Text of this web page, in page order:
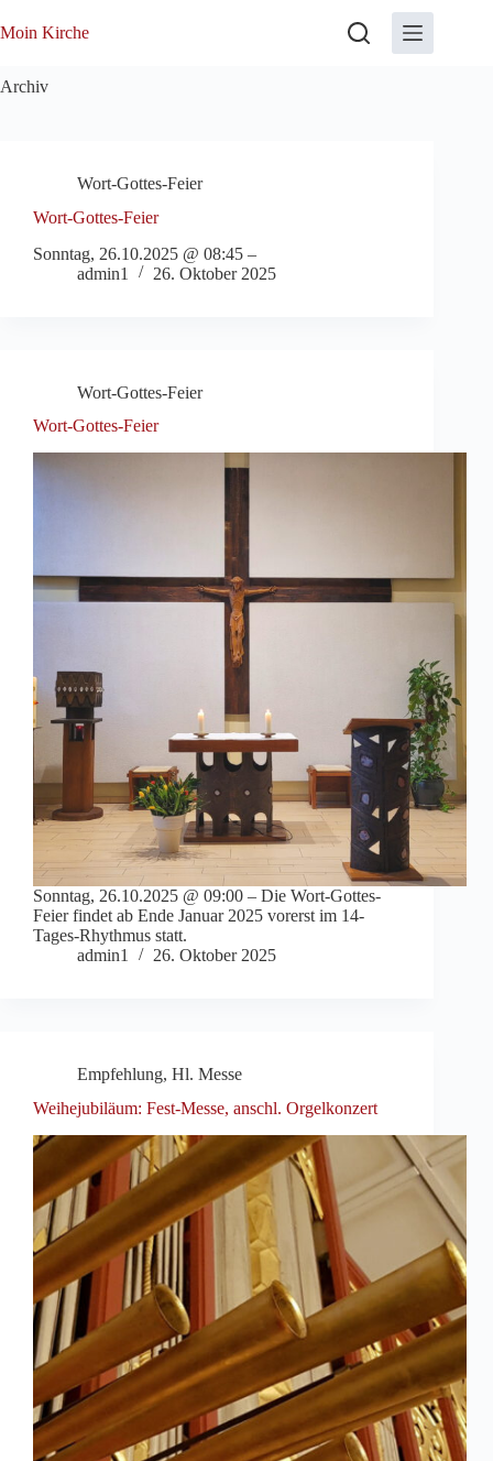
Inhalt
Moin Kirche
Archiv
Wort-Gottes-Feier
Wort-Gottes-Feier
Sonntag, 26.10.2025 @ 08:45 –
admin1
26. Oktober 2025
Wort-Gottes-Feier
Wort-Gottes-Feier
Sonntag, 26.10.2025 @ 09:00 – Die Wort-Gottes-
Feier findet ab Ende Januar 2025 vorerst im 14-
Tages-Rhythmus statt.
admin1
26. Oktober 2025
Empfehlung, Hl. Messe
Weihejubiläum: Fest-Messe, anschl. Orgelkonzert